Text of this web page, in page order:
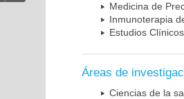
Medicina de
Inmunoterapia
Estudios Clínicos
Áreas de
Ciencias de la